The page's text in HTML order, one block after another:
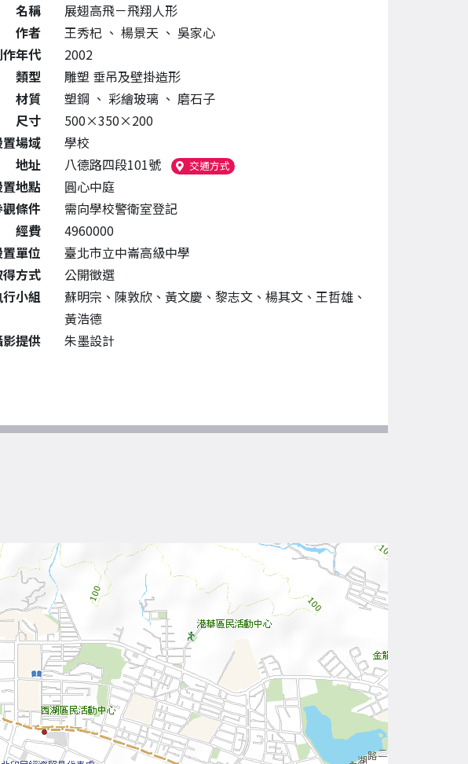
名稱
展翅高飛－飛翔人形
作者
王秀杞 、 楊景天 、 吳家心
年代
2002
類型
雕塑 垂吊及壁掛造形
材質
塑鋼 、 彩繪玻璃 、 磨石子
尺寸
500×350×200
場域
學校
地址
八德路四段101號 交通方式（另開新視窗）
地點
圓心中庭
條件
需向學校警衛室登記
經費
4960000
單位
臺北市立中崙高級中學
方式
公開徵選
小組
蘇明宗、陳敦欣、黃文慶、黎志文、楊其文、王哲雄、
黃浩德
提供
朱墨設計